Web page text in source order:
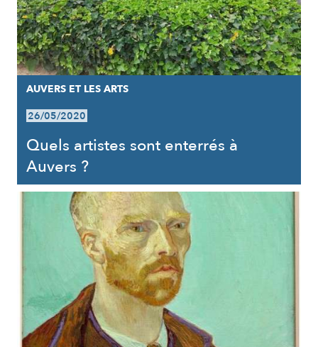
AUVERS ET LES ARTS
26/05/2020
Quels artistes sont enterrés à
Auvers ?